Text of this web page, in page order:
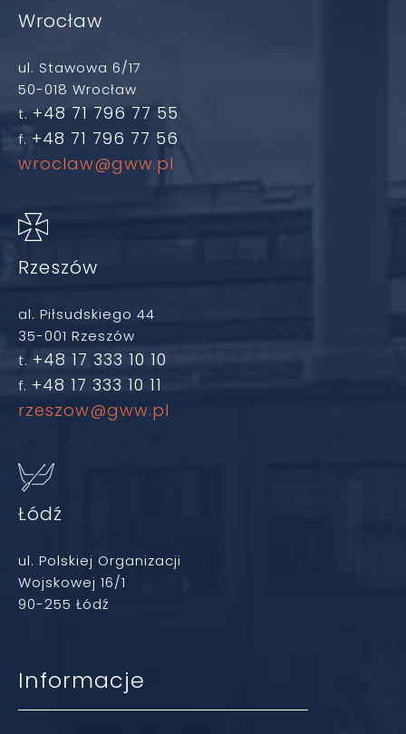
Wrocław
ul. Stawowa 6/17
50-018 Wrocław
t. +48 71 796 77 55
f. +48 71 796 77 56
wroclaw@gww.pl
Rzeszów
al. Piłsudskiego 44
35-001 Rzeszów
t. +48 17 333 10 10
f. +48 17 333 10 11
rzeszow@gww.pl
Łódź
ul. Polskiej Organizacji
Wojskowej 16/1
90-255 Łódź
Informacje